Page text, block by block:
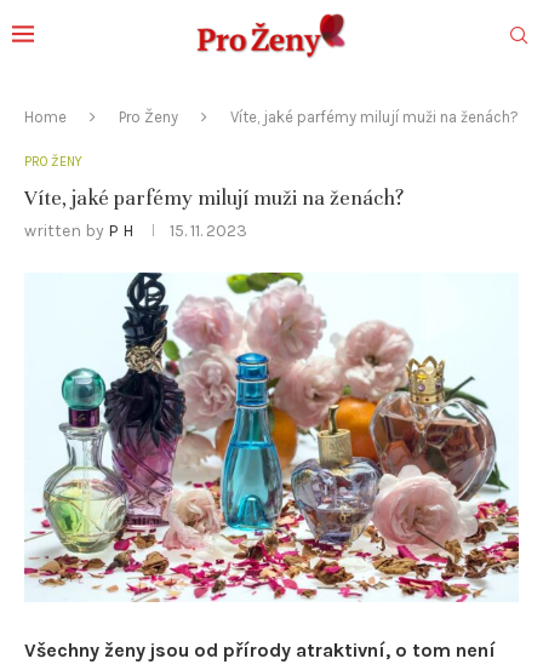
Home Pro Ženy Víte, jaké parfémy milují muži na ženách?
PRO ŽENY
Víte, jaké parfémy milují muži na ženách?
written by P H 15. 11. 2023
Všechny ženy jsou od přírody atraktivní, o tom není